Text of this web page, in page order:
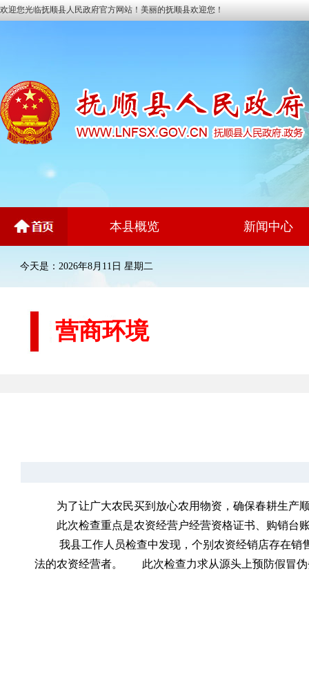
欢迎您光临抚顺县人民政府官方网站！美丽的抚顺县欢迎您！
本县概览 新闻中心
今天是：2026年8月11日 星期二
营商环境
为了让广大农民买到放心农用物资，确保春耕生产
此次检查重点是农资经营户经营资格证书、购销台
我县工作人员检查中发现，个别农资经销店存在
法的农资经营者。 此次检查力求从源头上预防假冒伪